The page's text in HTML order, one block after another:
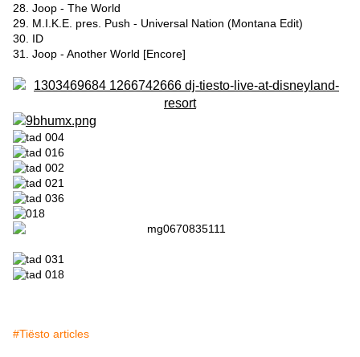
28. Joop - The World
29. M.I.K.E. pres. Push - Universal Nation (Montana Edit)
30. ID
31. Joop - Another World [Encore]
#Tiësto articles